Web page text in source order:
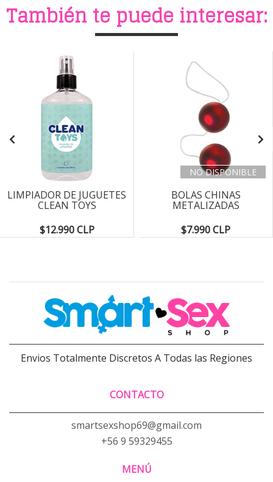
También te puede interesar:
LIMPIADOR DE JUGUETES
CLEAN TOYS
$12.990 CLP
NO DISPONIBLE
BOLAS CHINAS
METALIZADAS
$7.990 CLP
Envios Totalmente Discretos A Todas las Regiones
CONTACTO
smartsexshop69@gmail.com
+56 9 59329455
MENÚ